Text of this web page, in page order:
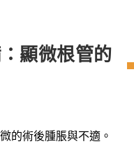
顯微根管的
的術後腫脹與不適。